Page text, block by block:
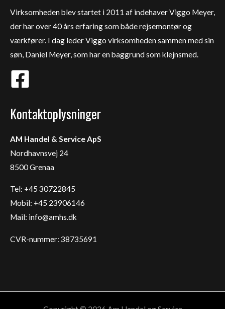
Virksomheden blev startet i 2011 af indehaver Viggo Meyer,
der har over 40 års erfaring som både rejsemontør og
værkfører. I dag leder Viggo virksomheden sammen med sin
søn, Daniel Meyer, som har en baggrund som klejnsmed.
Kontaktoplysninger
AM Handel & Service ApS
Nordhavnsvej 24
8500 Grenaa
Tel: +45 30722845
Mobil: +45 23906146
Mail: info@amhs.dk
CVR-nummer: 38735691